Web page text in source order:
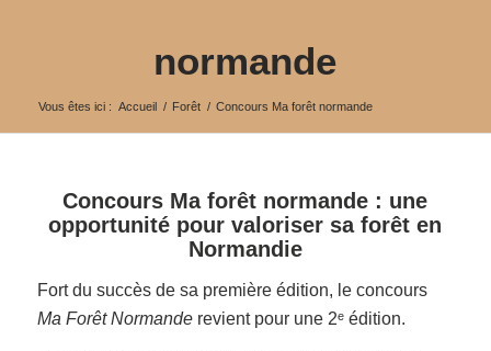
normande
Vous êtes ici : Accueil / Forêt / Concours Ma forêt normande
Concours Ma forêt normande : une
opportunité pour valoriser sa forêt en
Normandie
Fort du succès de sa première édition, le concours
Ma Forêt Normanderevient pour une 2ᵉ édition.